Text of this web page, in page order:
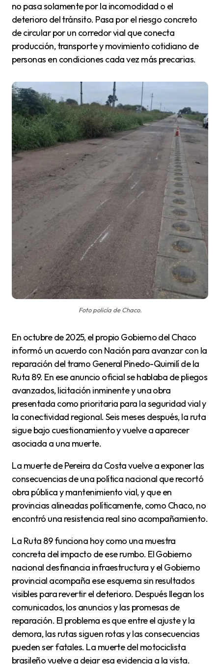
no pasa solamente por la incomodidad o el
deterioro del tránsito. Pasa por el riesgo concreto
de circular por un corredor vial que conecta
producción, transporte y movimiento cotidiano de
personas en condiciones cada vez más precarias.
Foto policía de Chaco.
En octubre de 2025, el propio Gobierno del Chaco
informó un acuerdo con Nación para avanzar con la
reparación del tramo General Pinedo-Quimilí de la
Ruta 89. En ese anuncio oficial se hablaba de pliegos
avanzados, licitación inminente y una obra
presentada como prioritaria para la seguridad vial y
la conectividad regional. Seis meses después, la ruta
sigue bajo cuestionamiento y vuelve a aparecer
asociada a una muerte.
La muerte de Pereira da Costa vuelve a exponer las
consecuencias de una política nacional que recortó
obra pública y mantenimiento vial, y que en
provincias alineadas políticamente, como Chaco, no
encontró una resistencia real sino acompañamiento.
La Ruta 89 funciona hoy como una muestra
concreta del impacto de ese rumbo. El Gobierno
nacional desfinancia infraestructura y el Gobierno
provincial acompaña ese esquema sin resultados
visibles para revertir el deterioro. Después llegan los
comunicados, los anuncios y las promesas de
reparación. El problema es que entre el ajuste y la
demora, las rutas siguen rotas y las consecuencias
pueden ser fatales. La muerte del motociclista
brasileño vuelve a dejar esa evidencia a la vista.